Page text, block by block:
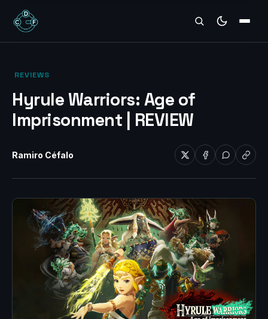
REVIEWS
‎ REVIEWS‎
Hyrule Warriors: Age of
Imprisonment | REVIEW
Ramiro Céfalo